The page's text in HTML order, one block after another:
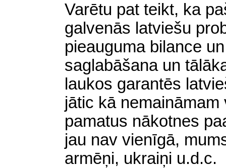
Varētu pat teikt, ka
galvenās latviešu
pieauguma bilance
saglabāšana un
laukos garantēs
jātic kā
pamatus nākotnes
jau nav vienīgā,
armēņi, ukraiņi u.d.c.